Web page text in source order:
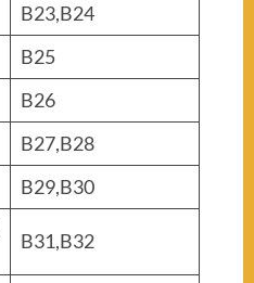
B23,B24
B25
B26
B27,B28
B29,B30
B31,B32